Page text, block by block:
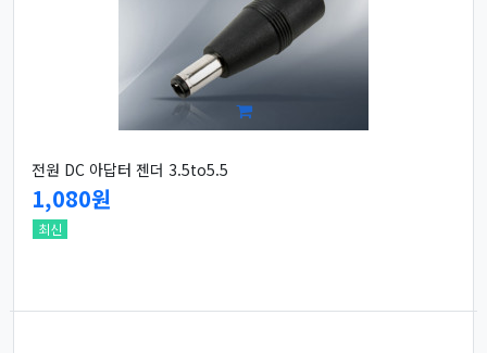
전원 DC 아답터 젠더 3.5to5.5
1,080원
최신